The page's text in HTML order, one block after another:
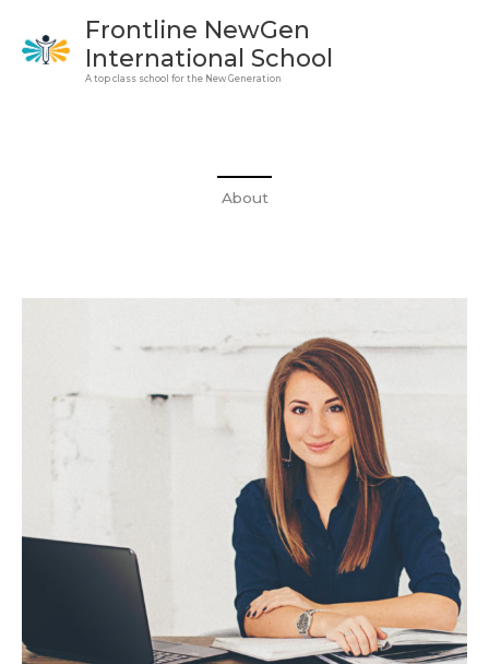
content
Frontline NewGen
International School
A top class school for the New Generation
About